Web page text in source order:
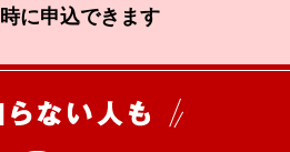
に申込できます